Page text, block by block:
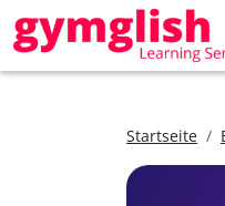
Startseite